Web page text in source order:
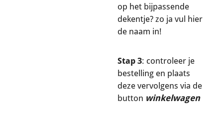
op het bijpassende
dekentje? zo ja vul hier
de naam in!
Stap 3: controleer je
bestelling en plaats
deze vervolgens via de
button winkelwagen